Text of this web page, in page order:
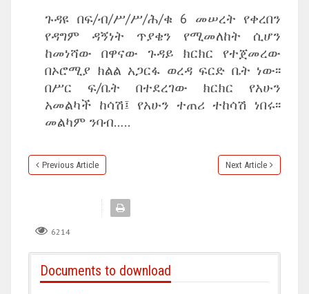
ጉዳዩ በፍ/ብ/ሥ/ሥ/ሕ/ቁ 6 መሠረት የቀረበን
የዳግም ዳኝነት ጥያቄን የሚመለከት ሲሆን
ከመነሻው በዋናው ጉዳይ ክርክር የተጀመረው
በኦሮሚያ ክልል አጋርፋ ወረዳ ፍርድ ቤት ነው፡፡
በሥር ፍ/ቤት በተደረገው ክርክር የአሁን
አመልካች ከሳሽ፤ የአሁን ተጠሪ ተከሳሽ ነበሩ፡፡
መልካም ንባብ…..
Previous Article Next Article
6214
Documents to download